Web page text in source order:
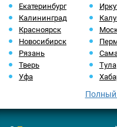
Екатеринбург
Калининград
Красноярск
Новосибирск
Рязань
Тверь
Тула
Уфа
Полный